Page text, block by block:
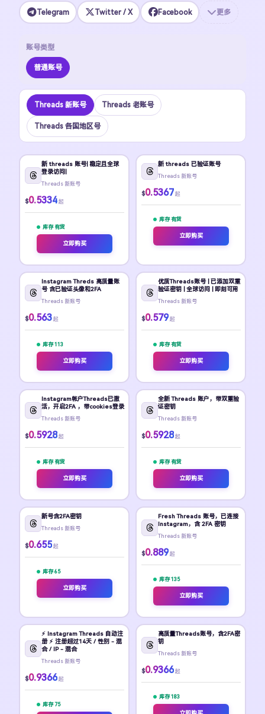
Telegram Twitter / X Facebook 更多
账号类型
普通账号
Threads 新账号 Threads 老账号
Threads 各国地区号
新 threads 账号| 稳定且全球
登录访问|
Threads 新账号
$0.5334 起
库存 有货
立即购买
新 threads 已验证账号
Threads 新账号
$0.5367 起
库存 有货
立即购买
Instagram Threds 高质量账
号 含已验证头像和2FA
Threads 新账号
$0.563 起
库存 113
立即购买
优质Threads账号 | 已添加双重
验证密钥 | 全球访问 | 即刻可用
Threads 新账号
$0.579 起
库存 有货
立即购买
Instagram帐户Threads已激
活，开启2FA ，带cookies登录
Threads 新账号
$0.5928 起
库存 有货
立即购买
全新 Threads 账户，带双重验
证密钥
Threads 新账号
$0.5928 起
库存 有货
立即购买
新号含2FA密钥
Threads 新账号
$0.655 起
库存 65
立即购买
Fresh Threads 账号，已连接
Instagram，含 2FA 密钥
Threads 新账号
$0.889 起
库存 135
立即购买
⚡️ Instagram Threads 自动注
册 ⚡️ 注册超过14天 / 性别 - 混
合 / IP - 混合
Threads 新账号
$0.9366 起
库存 75
高质量Threads账号，含2FA密
钥
Threads 新账号
$0.9366 起
库存 183